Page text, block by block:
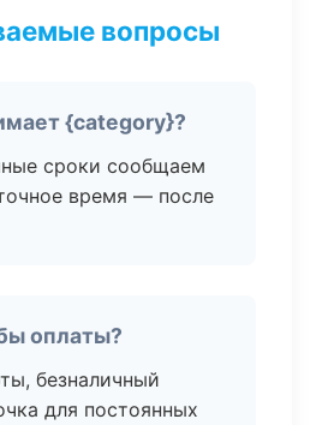
вопросы
{category}?
сроки сообщаем
время — после
оплаты?
безналичный
для постоянных